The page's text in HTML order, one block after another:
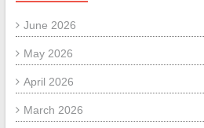
June 2026
May 2026
April 2026
March 2026